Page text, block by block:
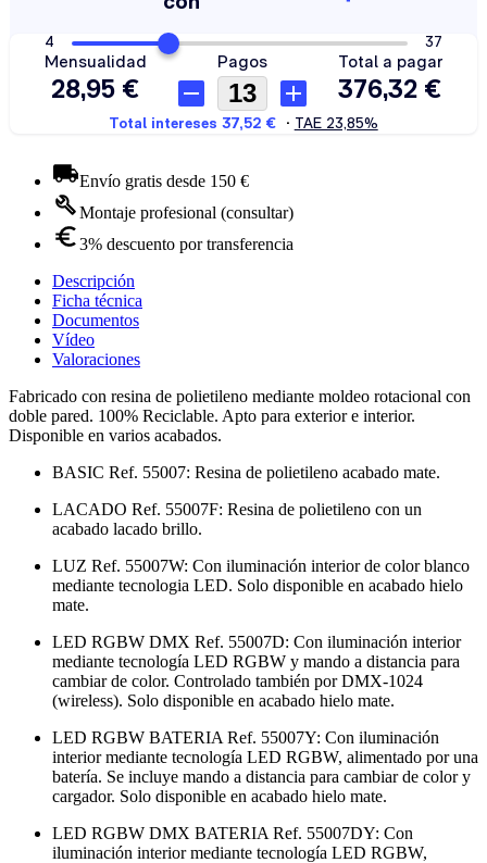
Envío gratis desde 150 €
Montaje profesional (consultar)
3% descuento por transferencia
Descripción
Ficha técnica
Documentos
Vídeo
Valoraciones
Fabricado con resina de polietileno mediante moldeo rotacional con
doble pared. 100% Reciclable. Apto para exterior e interior.
Disponible en varios acabados.
BASIC Ref. 55007: Resina de polietileno acabado mate.
LACADO Ref. 55007F: Resina de polietileno con un
acabado lacado brillo.
LUZ Ref. 55007W: Con iluminación interior de color blanco
mediante tecnologia LED. Solo disponible en acabado hielo
mate.
LED RGBW DMX Ref. 55007D: Con iluminación interior
mediante tecnología LED RGBW y mando a distancia para
cambiar de color. Controlado también por DMX-1024
(wireless). Solo disponible en acabado hielo mate.
LED RGBW BATERIA Ref. 55007Y: Con iluminación
interior mediante tecnología LED RGBW, alimentado por una
batería. Se incluye mando a distancia para cambiar de color y
cargador. Solo disponible en acabado hielo mate.
LED RGBW DMX BATERIA Ref. 55007DY: Con
iluminación interior mediante tecnología LED RGBW,